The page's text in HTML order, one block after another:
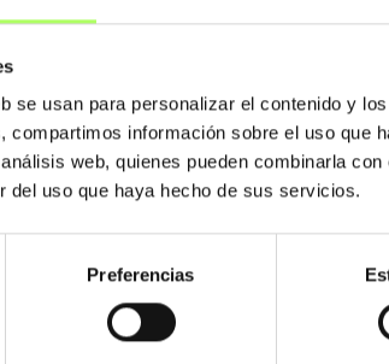
se usan para personalizar el contenido y
compartimos información sobre el uso que
web, quienes pueden combinarla
del uso que haya hecho de sus servicios.
Preferencias
el simple hecho de exceder el plazo
un interés del 1% del monto principal
extrajudiciales de Construsoft.
a cobrar cualquier costo
en primer lugar a la reducción
propiedad